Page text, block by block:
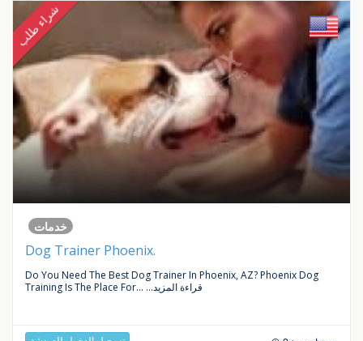
شراء طلب
خدمات
Dog Trainer Phoenix.
Do You Need The Best Dog Trainer In Phoenix, AZ? Phoenix Dog
Training Is The Place For...
...قراءة المزيد